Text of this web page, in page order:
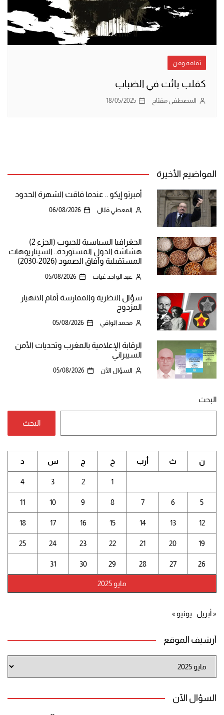
ثقافة وفن
كقلب بائت في الضباب
المصطفى مفتاح 18/05/2025
المواضيع الأخيرة
أمبرتو إيكو .. عندما فاقت الشهرة الحدود
المعطي قبّال 06/08/2026
الجغرافيا السياسية للحبوب (الجزء 2)
هشاشة الدول المستوردة.. السيناريوهات
المستقبلية وآفاق الصمود (2026-2030)
عبد الواحد غيات 05/08/2026
سؤال النظرية والممارسة أمام الانهيار
المزدوج
محمد الوافي 05/08/2026
الرقابة الإعلامية بالمغرب وتحديات الأمن
السيبراني
السؤال الآن 05/08/2026
البحث
البحث
مايو 2025
ن ث أرب خ ج س د
1
2
3
4
5
6
7
8
9
10
11
12
13
14
15
16
17
18
19
20
21
22
23
24
25
26
27
28
29
30
31
« أبريل يونيو »
أرشيف الموقع
الموقع
السؤال الآن